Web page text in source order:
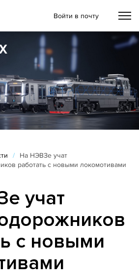
Войти в почту
/
На НЭВЗе учат
работать с новыми локомотивами
учат
с новыми